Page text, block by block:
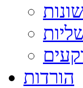
הורדות